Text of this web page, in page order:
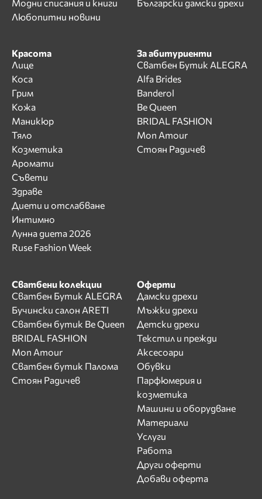
Модни списания и книги
Любопитни новини
Български дамски дрехи
Красота
Лице
Коса
Грим
Кожа
Маникюр
Тяло
Козметика
Аромати
Съвети
Здраве
Диети и отслабване
Интимно
Лунна диета 2026
Ruse Fashion Week
За абитуриенти
Сватбен Бутик ALEGRA
Alfa Brides
Banderol
Be Queen
BRIDAL FASHION
Mon Amour
Стоян Радичев
Сватбени колекции
Сватбен Бутик ALEGRA
Бучински салон ARETI
Сватбен бутик Be Queen
BRIDAL FASHION
Mon Amour
Сватбен бутик Палома
Стоян Радичев
Оферти
Дамски дрехи
Мъжки дрехи
Детски дрехи
Текстил и прежди
Аксесоари
Обувки
Парфюмерия и
козметика
Машини и оборудване
Материали
Услуги
Работа
Други оферти
Добави оферта